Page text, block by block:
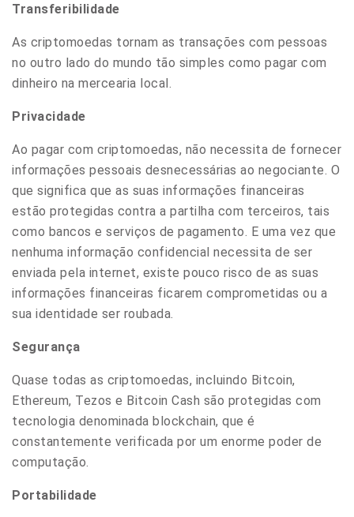
Transferibilidade
As criptomoedas tornam as transações com pessoas
no outro lado do mundo tão simples como pagar com
dinheiro na mercearia local.
Privacidade
Ao pagar com criptomoedas, não necessita de fornecer
informações pessoais desnecessárias ao negociante. O
que significa que as suas informações financeiras
estão protegidas contra a partilha com terceiros, tais
como bancos e serviços de pagamento. E uma vez que
nenhuma informação confidencial necessita de ser
enviada pela internet, existe pouco risco de as suas
informações financeiras ficarem comprometidas ou a
sua identidade ser roubada.
Segurança
Quase todas as criptomoedas, incluindo Bitcoin,
Ethereum, Tezos e Bitcoin Cash são protegidas com
tecnologia denominada blockchain, que é
constantemente verificada por um enorme poder de
computação.
Portabilidade